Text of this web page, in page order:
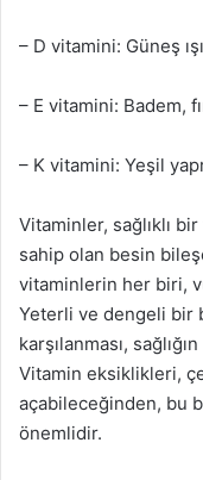
– D vitamini: Güneş
– E vitamini: Badem,
– K vitamini: Yeşil
Vitaminler, sağlıklı
sahip olan besin
vitaminlerin her biri,
Yeterli ve dengeli bir
karşılanması,
Vitamin eksiklikleri,
açabileceğinden, bu
önemlidir.